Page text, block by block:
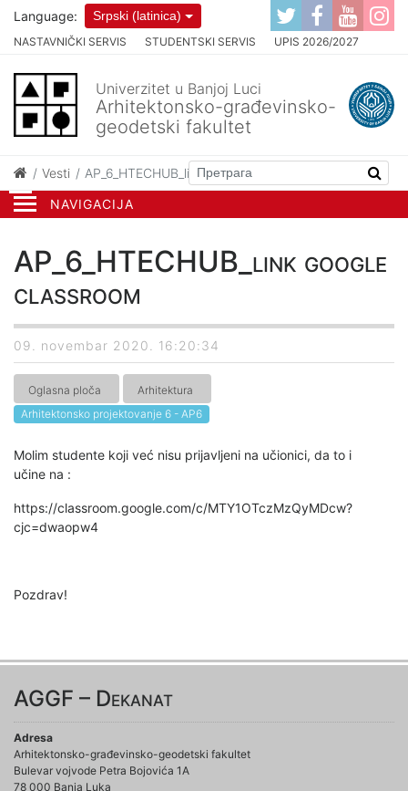
NAVIGACIJA
NASTAVNIČKI SERVIS STUDENTSKI SERVIS UPIS 2026/2027
Language: Srpski (latinica)
Univerzitet u Banjoj Luci
Arhitektonsko-građevinsko-
geodetski fakultet
Vesti AP_6_HTECHUB_link google classroom
AP_6_HTECHUB_link google
classroom
09. novembar 2020. 16:20:34
Oglasna ploča
Arhitektura
Arhitektonsko projektovanje 6 - AP6
Molim studente koji već nisu prijavljeni na učionici, da to i
učine na :
https://classroom.google.com/c/MTY1OTczMzQyMDcw?
cjc=dwaopw4
Pozdrav!
AGGF – Dekanat
Adresa
Arhitektonsko-građevinsko-geodetski fakultet
Bulevar vojvode Petra Bojovića 1A
78 000 Banja Luka